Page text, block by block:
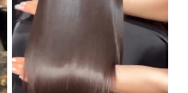
كيف تعمل مجموعة أرجان جولد؟
تعمل المجموعة على:
غلق القشور لحماية الشعر.
حبس الرطوبة داخل خصلات الشعر.